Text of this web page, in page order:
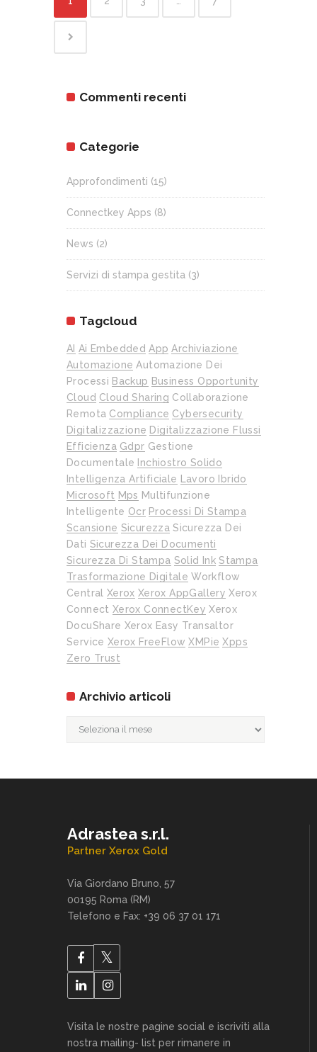
Commenti recenti
Categorie
Approfondimenti (15)
Connectkey Apps (8)
News (2)
Servizi di stampa gestita (3)
Tagcloud
AI Ai Embedded App Archiviazione
Automazione Automazione Dei
Processi Backup Business Opportunity
Cloud Cloud Sharing Collaborazione
Remota Compliance Cybersecurity
Digitalizzazione Digitalizzazione Flussi
Efficienza Gdpr Gestione
Documentale
Inchiostro Solido
Intelligenza Artificiale
Lavoro Ibrido
Microsoft Mps Multifunzione
Intelligente Ocr Processi Di Stampa
Scansione Sicurezza Sicurezza Dei
Dati Sicurezza Dei Documenti
Sicurezza Di Stampa Solid Ink Stampa
Trasformazione Digitale Workflow
Central
Xerox Xerox AppGallery Xerox
Connect Xerox ConnectKey Xerox
DocuShare Xerox Easy Transaltor
Service Xerox FreeFlow XMPie Xpps
Zero Trust
Archivio articoli
Archivio
Adrastea s.r.l.
Partner Xerox Gold
Via Giordano Bruno, 57
00195 Roma (RM)
Telefono e Fax: +39 06 37 01 171
Visita le nostre pagine social e iscriviti alla
nostra mailing- list per rimanere in